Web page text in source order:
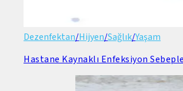
Dezenfektan/Hijyen/Sağlık/Yaşam
Hastane Kaynaklı Enfeksiyon